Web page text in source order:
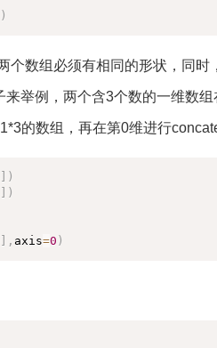
)
个数组必须有相同的形状，同
来举例，两个含3个数的一维数
的数组，再在第0维进行
)
)
, axis=0 )